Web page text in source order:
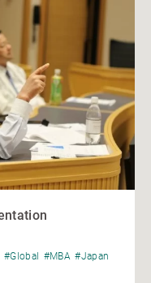
#Global #MBA #Japan